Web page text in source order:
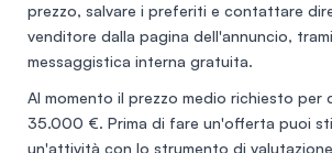
prezzo, salvare i preferiti e contattare
venditore dalla pagina dell'annuncio,
messaggistica interna gratuita.
Al momento il prezzo medio richiesto per
35.000 €. Prima di fare un'offerta puoi
un'attività con lo strumento di